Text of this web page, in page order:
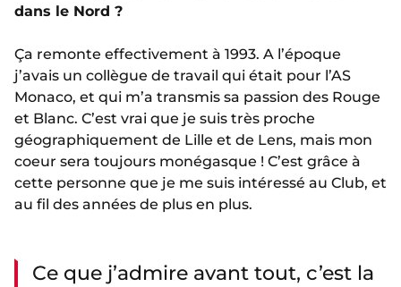
dans le Nord ?
Ça remonte effectivement à 1993. A l’époque
j’avais un collègue de travail qui était pour l’AS
Monaco, et qui m’a transmis sa passion des Rouge
et Blanc. C’est vrai que je suis très proche
géographiquement de Lille et de Lens, mais mon
coeur sera toujours monégasque ! C’est grâce à
cette personne que je me suis intéressé au Club, et
au fil des années de plus en plus.
Ce que j’admire avant tout, c’est la